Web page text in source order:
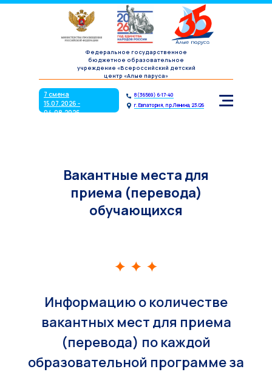
Федеральное государственное
бюджетное образовательное
учреждение «Всероссийский детский
центр «Алые паруса»
8(36569) 6-17-40
7 смена
15.07.2026 -
04.08.2026
г. Евпатория, пр.Ленина, 23/26
8(36569) 6-17-40
15.07.2026 -
г. Евпатория, пр.Ленина, 23/26
Вакантные места для
приема (перевода)
обучающихся
Информацию о количестве
вакантных мест для приема
(перевода) по каждой
образовательной программе за